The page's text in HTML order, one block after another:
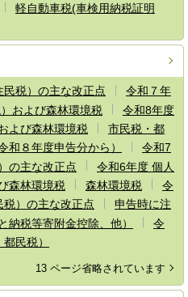
軽自動車税(車検用納税証明
税）の主な改正点
令和７年
および森林環境税
令和8年度
よび森林環境税
市民税・都
和８年度申告分から）
令和7
の主な改正点
令和6年度 個人
森林環境税
森林環境税
令
）の主な改正点
申告時に注
納税等寄附金控除、他）
令
民税）
13 ページ省略されています